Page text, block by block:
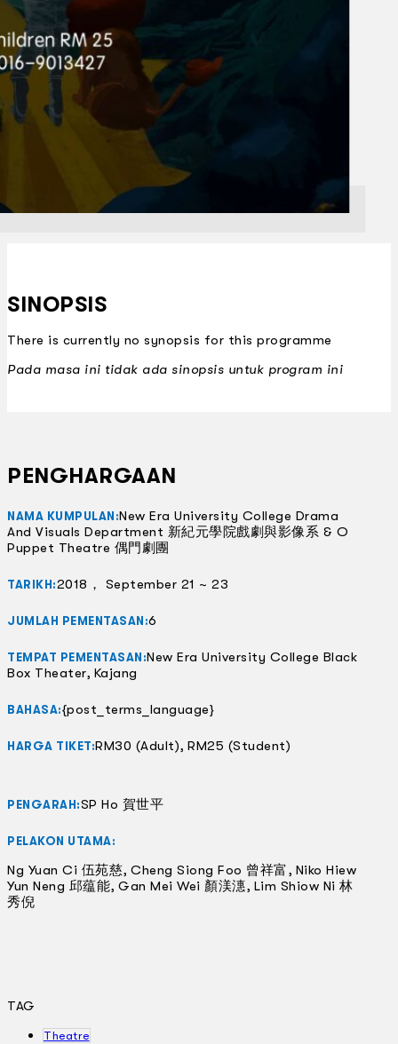
SINOPSIS
There is currently no synopsis for this programme
Pada masa ini tidak ada sinopsis untuk program ini
PENGHARGAAN
NAMA KUMPULAN:New Era University College Drama
And Visuals Department 新紀元學院戲劇與影像系 & O
Puppet Theatre 偶門劇團
TARIKH:2018， September 21 ~ 23
JUMLAH PEMENTASAN:6
TEMPAT PEMENTASAN:New Era University College Black
Box Theater, Kajang
BAHASA:{post_terms_language}
HARGA TIKET:RM30 (Adult), RM25 (Student)
PENGARAH:SP Ho 賀世平
PELAKON UTAMA:
Ng Yuan Ci 伍苑慈, Cheng Siong Foo 曾祥富, Niko Hiew
Yun Neng 邱蕴能, Gan Mei Wei 顏渼潓, Lim Shiow Ni 林
秀倪
TAG
Theatre